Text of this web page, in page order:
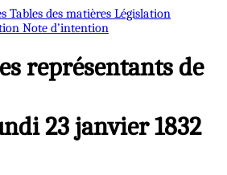
Tables des matières Législation
Note d’intention
représentants de
23 janvier 1832